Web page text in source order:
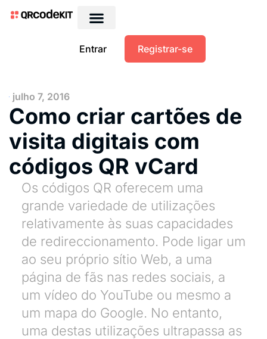
Entrar Registrar-se
julho 7, 2016
Como criar cartões de
visita digitais com
códigos QR vCard
Os códigos QR oferecem uma
grande variedade de utilizações
relativamente às suas capacidades
de redireccionamento. Pode ligar um
ao seu próprio sítio Web, a uma
página de fãs nas redes sociais, a
um vídeo do YouTube ou mesmo a
um mapa do Google. No entanto,
uma destas utilizações ultrapassa as